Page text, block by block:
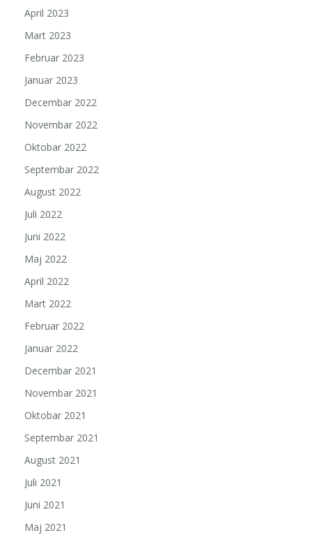
April 2023
Mart 2023
Februar 2023
Januar 2023
Decembar 2022
Novembar 2022
Oktobar 2022
Septembar 2022
August 2022
Juli 2022
Juni 2022
Maj 2022
April 2022
Mart 2022
Februar 2022
Januar 2022
Decembar 2021
Novembar 2021
Oktobar 2021
Septembar 2021
August 2021
Juli 2021
Juni 2021
Maj 2021